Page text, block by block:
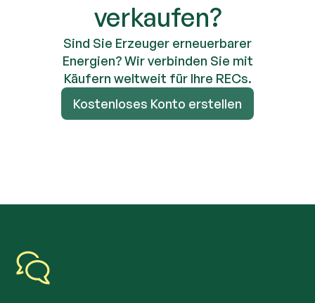
verkaufen?
Sind Sie Erzeuger erneuerbarer
Energien? Wir verbinden Sie mit
Käufern weltweit für Ihre RECs.
Kostenloses Konto erstellen